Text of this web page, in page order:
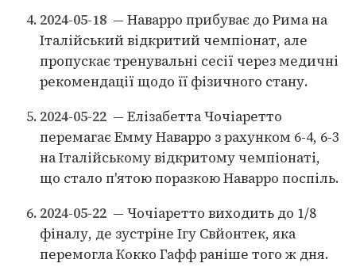
2024-05-18 — Наварро прибуває до Рима на
Італійський відкритий чемпіонат, але
пропускає тренувальні сесії через медичні
рекомендації щодо її фізичного стану.
2024-05-22 — Елізабетта Чочіаретто
перемагає Емму Наварро з рахунком 6-4, 6-3
на Італійському відкритому чемпіонаті,
що стало п'ятою поразкою Наварро поспіль.
2024-05-22 — Чочіаретто виходить до 1/8
фіналу, де зустріне Ігу Свйонтек, яка
перемогла Кокко Гафф раніше того ж дня.